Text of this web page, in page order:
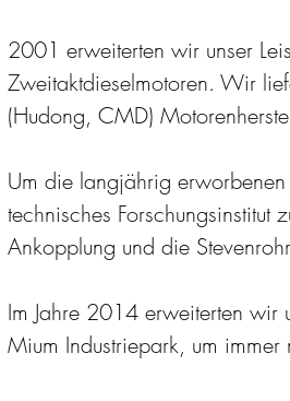
2001 erweiterten wir unser
Zweitaktdieselmotoren. Wir
(Hudong, CMD)
Um die langjährig erworbenen
technisches
Ankopplung und die
Im Jahre 2014 erweiterten wir
Mium Industriepark, um